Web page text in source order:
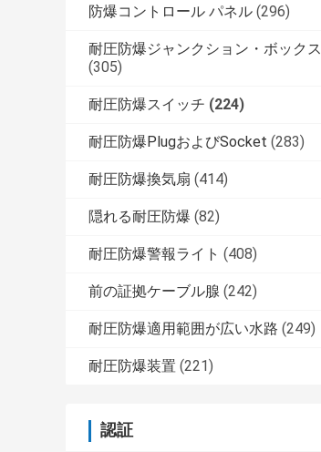
防爆コントロール パネル (296)
耐圧防爆ジャンクション・ボックス
(305)
耐圧防爆スイッチ (224)
耐圧防爆PlugおよびSocket (283)
耐圧防爆換気扇 (414)
隠れる耐圧防爆 (82)
耐圧防爆警報ライト (408)
前の証拠ケーブル腺 (242)
耐圧防爆適用範囲が広い水路 (249)
耐圧防爆装置 (221)
認証